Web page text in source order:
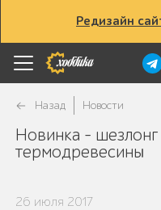
Редизайн
Назад Новости
Новинка - шезлонг из стали и
термодревесины
26 июля 2017